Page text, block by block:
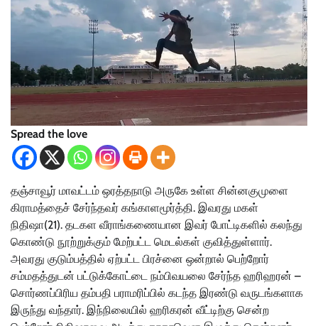
Spread the love
தஞ்சாவூர் மாவட்டம் ஒரத்தநாடு அருகே உள்ள சின்னகுமுளை
கிராமத்தைச் சேர்ந்தவர் கங்காளமூர்த்தி. இவரது மகள்
நிதிஷா(21). தடகள வீராங்கணையான இவர் போட்டிகளில் கலந்து
கொண்டு நூற்றுக்கும் மேற்பட்ட மெடல்கள் குவித்துள்ளார்.
அவரது குடும்பத்தில் ஏற்பட்ட பிரச்னை ஒன்றால் பெற்றோர்
சம்மதத்துடன் பட்டுக்கோட்டை நம்பிவயலை சேர்ந்த ஹரிஹரன் –
சொர்ணப்பிரிய தம்பதி பராமரிப்பில் கடந்த இரண்டு வருடங்களாக
இருந்து வந்தார். இந்நிலையில் ஹரிகரன் வீட்டிற்கு சென்ற